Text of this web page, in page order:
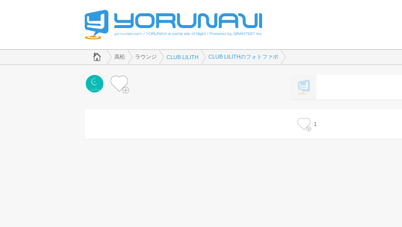
でラウンジのことなら、ラウンジ CLUB LILITH([kana])
香川県版
高松 ラウンジ CLUB LILITH CLUB LILITHのフォトファボ
1